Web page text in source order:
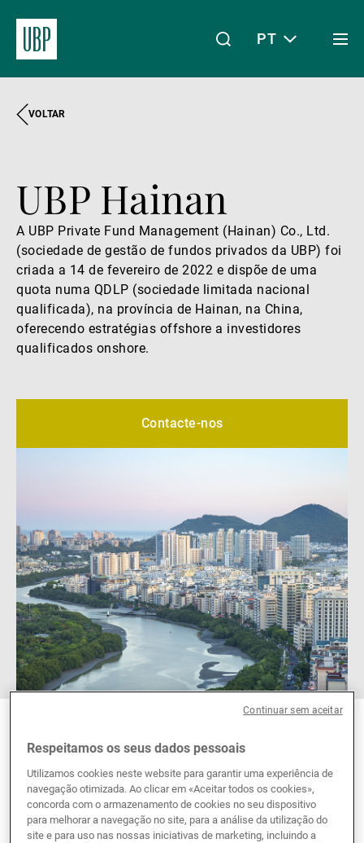
Acerca da UBP
Gestão de património
Gestão de ativos
Contactos
PT
VOLTAR
UBP Hainan
A UBP Private Fund Management (Hainan) Co., Ltd.
(sociedade de gestão de fundos privados da UBP) foi
criada a 14 de fevereiro de 2022 e dispõe de uma
quota numa QDLP (sociedade limitada nacional
qualificada), na província de Hainan, na China,
oferecendo estratégias offshore a investidores
qualificados onshore.
Contacte-nos
Respeitamos os seus dados pessoais
Utilizamos cookies neste website para garantir uma experiência de
navegação otimizada. Ao clicar em «Aceitar todos os cookies»,
concorda com o armazenamento de cookies no seu dispositivo
para melhorar a navegação no site, para a análise da utilização do
site e para uso nas nossas iniciativas de marketing, incluindo a
Continuar sem aceitar